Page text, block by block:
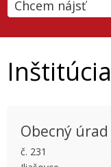
Inštitúcia
Obecný
č. 231